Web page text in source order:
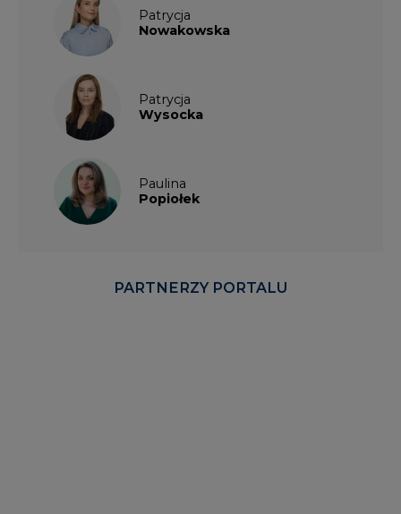
Patrycja
Nowakowska
Patrycja
Wysocka
Paulina
Popiołek
PARTNERZY PORTALU